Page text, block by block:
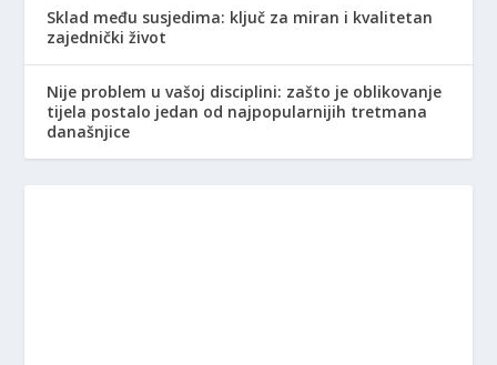
Sklad među susjedima: ključ za miran i kvalitetan
zajednički život
Nije problem u vašoj disciplini: zašto je oblikovanje
tijela postalo jedan od najpopularnijih tretmana
današnjice